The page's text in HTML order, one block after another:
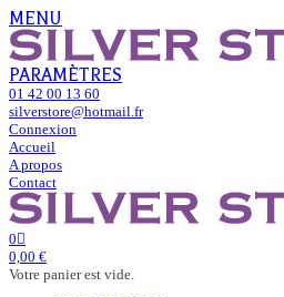
MENU
PARAMÈTRES
01 42 00 13 60
silverstore@hotmail.fr
Connexion
Accueil
A propos
Contact
0
0,00 €
Votre panier est vide.